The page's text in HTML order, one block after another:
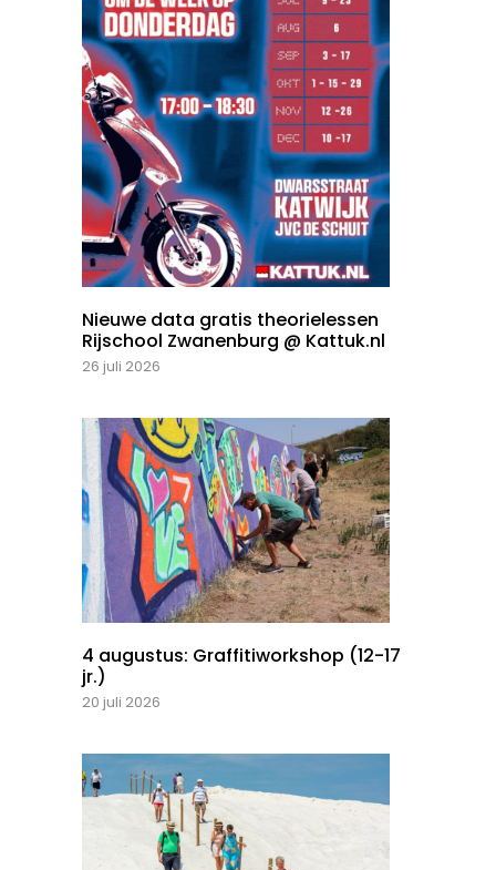
Nieuwe data gratis theorielessen
Rijschool Zwanenburg @ Kattuk.nl
26 juli 2026
4 augustus: Graffitiworkshop (12-17
jr.)
20 juli 2026